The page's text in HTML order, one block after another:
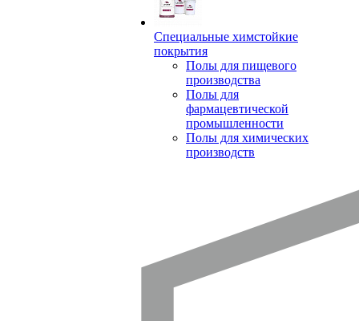
Специальные химстойкие
покрытия
Полы для пищевого
производства
Полы для
фармацевтической
промышленности
Полы для химических
производств